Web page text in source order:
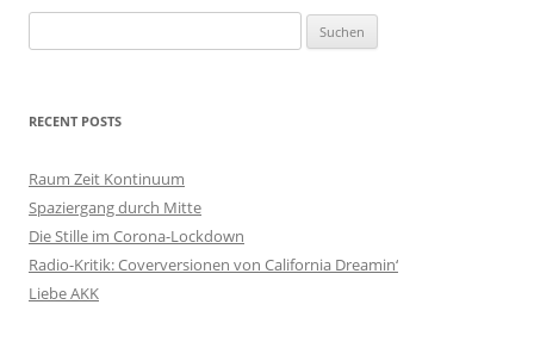
u
h
n
n
a
c
h
RECENT POSTS
Raum Zeit Kontinuum
Spaziergang durch Mitte
Die Stille im Corona-Lockdown
Radio-Kritik: Coverversionen von California Dreamin‘
Liebe AKK